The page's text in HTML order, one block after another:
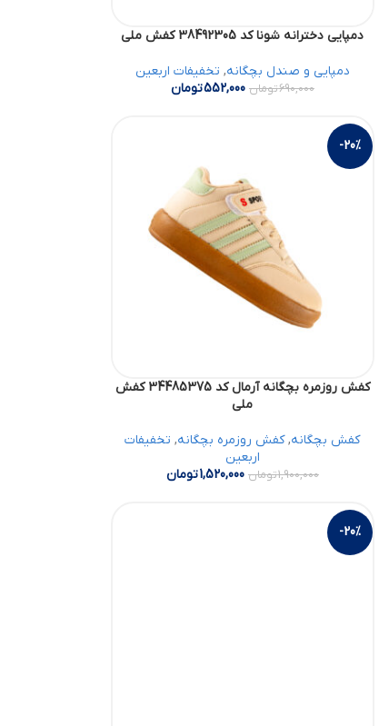
دمپایی دخترانه شونا کد 38492305 کفش ملی
دمپایی و صندل بچگانه, تخفیفات اربعین
690,000تومان 552,000تومان
-20%
کفش روزمره بچگانه آرمال کد 34485375 کفش
ملی
کفش بچگانه,کفش روزمره بچگانه, تخفیفات
اربعین
1,900,000تومان 1,520,000تومان
-20%